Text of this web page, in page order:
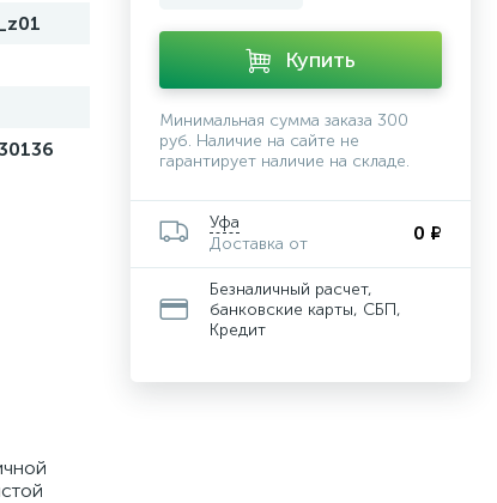
Купить
Минимальная сумма заказа 300
руб. Наличие на сайте не
гарантирует наличие на складе.
Уфа
Доставка от
0 ₽
Безналичный расчет,
банковские карты, СБП,
Кредит